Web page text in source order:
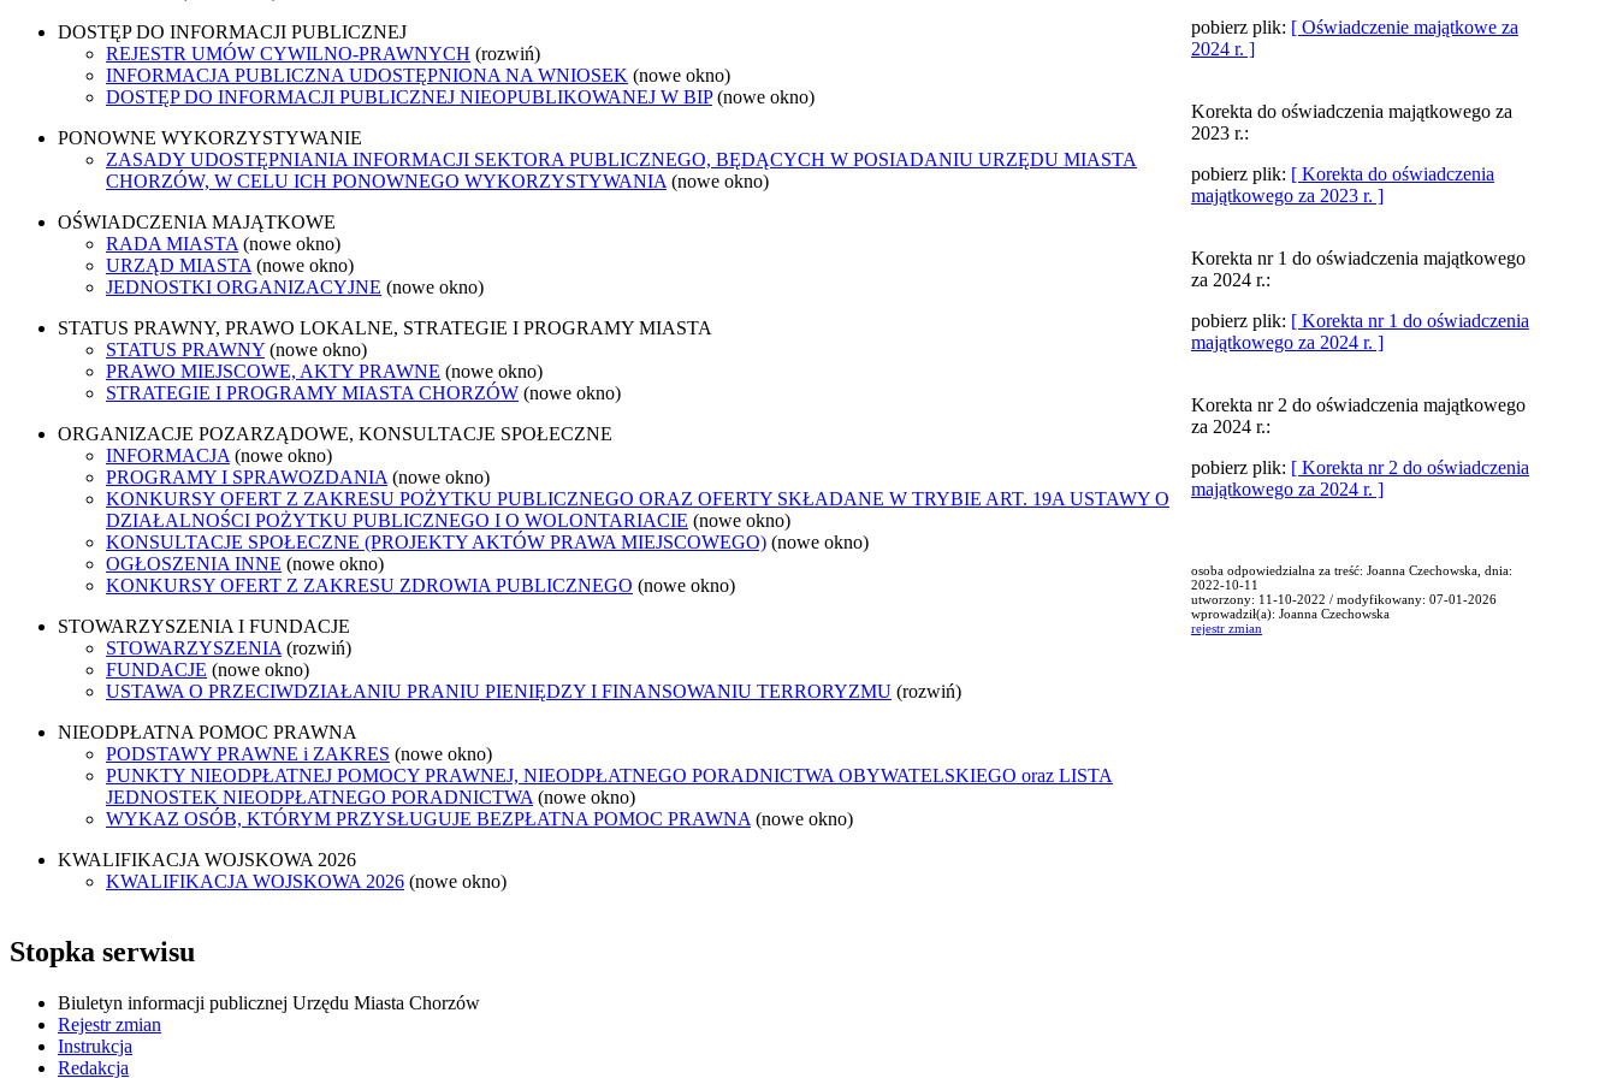
DOSTĘP DO INFORMACJI PUBLICZNEJ
REJESTR UMÓW CYWILNO-PRAWNYCH (rozwiń)
INFORMACJA PUBLICZNA UDOSTĘPNIONA NA WNIOSEK (nowe okno)
DOSTĘP DO INFORMACJI PUBLICZNEJ NIEOPUBLIKOWANEJ W BIP (nowe okno)
PONOWNE WYKORZYSTYWANIE
ZASADY UDOSTĘPNIANIA INFORMACJI SEKTORA PUBLICZNEGO, BĘDĄCYCH W POSIADANIU URZĘDU MIASTA
CHORZÓW, W CELU ICH PONOWNEGO WYKORZYSTYWANIA (nowe okno)
OŚWIADCZENIA MAJĄTKOWE
RADA MIASTA (nowe okno)
URZĄD MIASTA (nowe okno)
JEDNOSTKI ORGANIZACYJNE (nowe okno)
STATUS PRAWNY, PRAWO LOKALNE, STRATEGIE I PROGRAMY MIASTA
STATUS PRAWNY (nowe okno)
PRAWO MIEJSCOWE, AKTY PRAWNE (nowe okno)
STRATEGIE I PROGRAMY MIASTA CHORZÓW (nowe okno)
ORGANIZACJE POZARZĄDOWE, KONSULTACJE SPOŁECZNE
INFORMACJA (nowe okno)
PROGRAMY I SPRAWOZDANIA (nowe okno)
KONKURSY OFERT Z ZAKRESU POŻYTKU PUBLICZNEGO ORAZ OFERTY SKŁADANE W TRYBIE ART. 19A USTAWY O
DZIAŁALNOŚCI POŻYTKU PUBLICZNEGO I O WOLONTARIACIE (nowe okno)
KONSULTACJE SPOŁECZNE (PROJEKTY AKTÓW PRAWA MIEJSCOWEGO) (nowe okno)
OGŁOSZENIA INNE (nowe okno)
KONKURSY OFERT Z ZAKRESU ZDROWIA PUBLICZNEGO (nowe okno)
STOWARZYSZENIA I FUNDACJE
STOWARZYSZENIA (rozwiń)
FUNDACJE (nowe okno)
USTAWA O PRZECIWDZIAŁANIU PRANIU PIENIĘDZY I FINANSOWANIU TERRORYZMU (rozwiń)
NIEODPŁATNA POMOC PRAWNA
PODSTAWY PRAWNE i ZAKRES (nowe okno)
PUNKTY NIEODPŁATNEJ POMOCY PRAWNEJ, NIEODPŁATNEGO PORADNICTWA OBYWATELSKIEGO oraz LISTA
JEDNOSTEK NIEODPŁATNEGO PORADNICTWA (nowe okno)
WYKAZ OSÓB, KTÓRYM PRZYSŁUGUJE BEZPŁATNA POMOC PRAWNA (nowe okno)
KWALIFIKACJA WOJSKOWA 2026
KWALIFIKACJA WOJSKOWA 2026 (nowe okno)
pobierz plik: [ Oświadczenie majątkowe za
2024 r. ]
Korekta do oświadczenia majątkowego za
2023 r.:
pobierz plik: [ Korekta do oświadczenia
majątkowego za 2023 r. ]
Korekta nr 1 do oświadczenia majątkowego
za 2024 r.:
pobierz plik: [ Korekta nr 1 do oświadczenia
majątkowego za 2024 r. ]
Korekta nr 2 do oświadczenia majątkowego
za 2024 r.:
pobierz plik: [ Korekta nr 2 do oświadczenia
majątkowego za 2024 r. ]
osoba odpowiedzialna za treść: Joanna Czechowska, dnia:
2022-10-11
utworzony: 11-10-2022 / modyfikowany: 07-01-2026
wprowadził(a): Joanna Czechowska
rejestr zmian
Stopka serwisu
Biuletyn informacji publicznej Urzędu Miasta Chorzów
Rejestr zmian
Instrukcja
Redakcja